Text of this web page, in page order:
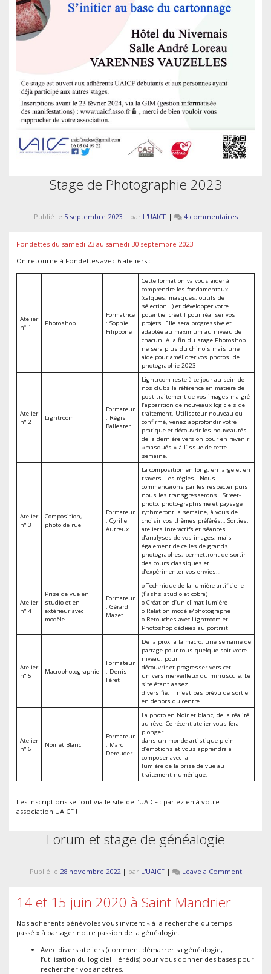
Stage de Photographie 2023
Publié le 5 septembre 2023| par L'UAICF| 4 commentairessur
Fondettes du samedi 23 au samedi 30 septembre 2023
On retourne à Fondettes avec 6 ateliers :
Atelier
n° 1
Photoshop
Formatrice
: Sophie
Filippone
Cette formation va vous aider à
comprendre les fondamentaux
(calques, masques, outils de
sélection…) et développer votre
potentiel créatif pour réaliser vos
projets. Elle sera progressive et
adaptée au maximum au niveau de
chacun. A la fin du stage Photoshop
ne sera plus du chinois mais une
aide pour améliorer vos photos. de
photographie 2023
Atelier
n° 2
Lightroom
Formateur
: Régis
Ballester
Lightroom reste à ce jour au sein de
nos clubs la référence en matière de
post traitement de vos images malgré
l’apparition de nouveaux logiciels de
traitement. Utilisateur nouveau ou
confirmé, venez approfondir votre
pratique et découvrir les nouveautés
de la dernière version pour en revenir
«masqués » à l’issue de cette
semaine.
Atelier
n° 3
Composition,
photo de rue
Formateur
: Cyrille
Autreux
La composition en long, en large et en
travers. Les règles ! Nous
commencerons par les respecter puis
nous les transgresserons ! Street-
photo, photo-graphisme et paysage
rythmeront la semaine, à vous de
choisir vos thèmes préférés… Sorties,
ateliers interactifs et séances
d’analyses de vos images, mais
également de celles de grands
photographes, permettront de sortir
des cours classiques et
d’expérimenter vos envies…
Atelier
n° 4
Prise de vue en
studio et en
extérieur avec
modèle
Formateur
: Gérard
Mazet
o Technique de la lumière artificielle
(flashs studio et cobra)
o Création d’un climat lumière
o Relation modèle/photographe
o Retouches avec Lightroom et
Photoshop dédiées au portrait
Atelier
n° 5
Macrophotographie
Formateur
: Denis
Féret
De la proxi à la macro, une semaine de
partage pour tous quelque soit votre
niveau, pour
découvrir et progresser vers cet
univers merveilleux du minuscule. Le
site étant assez
diversifié, il n’est pas prévu de sortie
en dehors du centre.
Atelier
n° 6
Noir et Blanc
Formateur
: Marc
Dereuder
La photo en Noir et blanc, de la réalité
au rêve. Ce récent atelier vous fera
plonger
dans un monde artistique plein
d’émotions et vous apprendra à
composer avec la
lumière de la prise de vue au
traitement numérique.
Les inscriptions se font via le site de l’UAICF : parlez en à votre
association UAICF !
Forum et stage de généalogie
Publié le 28 novembre 2022| par L'UAICF| Leave a Commenton
14 et 15 juin 2020 à Saint-Mandrier
Nos adhérents bénévoles vous invitent « à la recherche du temps
passé » à partager notre passion de la généalogie.
Avec divers ateliers (comment démarrer sa généalogie,
l’utilisation du logiciel Hérédis) pour vous donner des bases pour
rechercher vos ancêtres.